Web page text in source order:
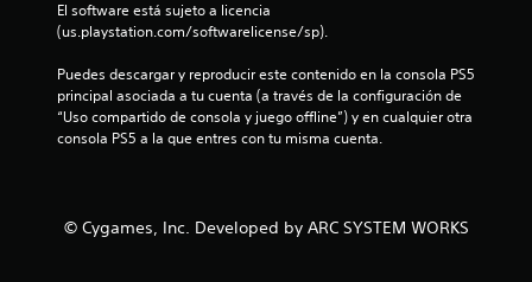
n
t
a
El software está sujeto a licencia
(us.playstation.com/softwarelicense/sp).
Puedes descargar y reproducir este contenido en la consola PS5
principal asociada a tu cuenta (a través de la configuración de
“Uso compartido de consola y juego offline”) y en cualquier otra
consola PS5 a la que entres con tu misma cuenta.
© Cygames, Inc. Developed by ARC SYSTEM WORKS